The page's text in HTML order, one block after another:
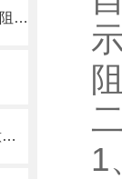
关于DSZZ-40A全自动变压器直流电阻测试仪深度解析
直流电阻测试仪现场使用方法及注意事项
1